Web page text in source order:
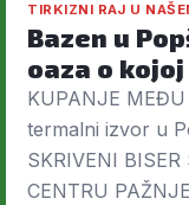
TIRKIZNI RAJ U
Bazen u
oaza o
KUPANJE
termalni izvor u
SKRIVENI
CENTRU